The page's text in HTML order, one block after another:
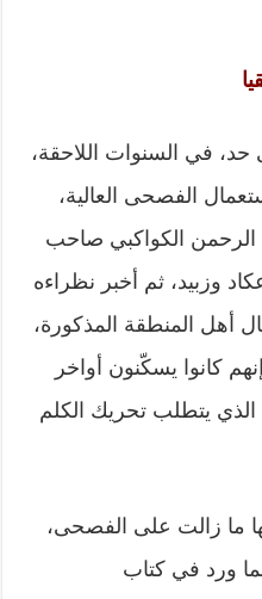
في السنوات اللاحقة،
الفصحى العالية،
الرحمن الكواكبي صاحب
وزبيد، ثم أخبر نظراءه
أهل المنطقة المذكورة،
كانوا يسكّنون أواخر
يتطلب تحريك الكلم
ما زالت على الفصحى،
ورد في كتاب